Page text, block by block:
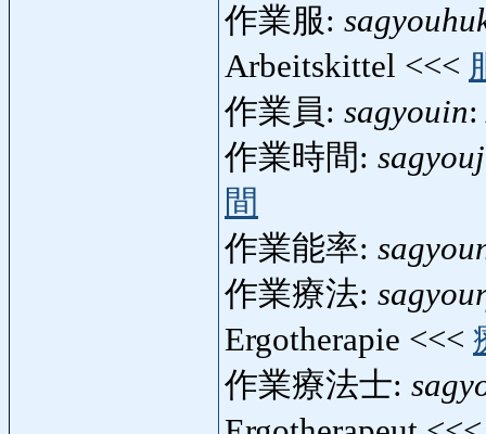
作業服:
Arbeitskittel <<<
作業員: sagyouin
作業時間:
間
作業能率:
作業療法:
Ergotherapie <<<
作業療法士: